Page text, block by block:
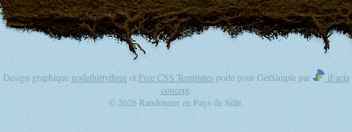
Design graphique nodethirtythreeet Free CSS Templates porté pour GetSimple par
iFacta
concept
© 2026 Randonner en Pays de Sillé.